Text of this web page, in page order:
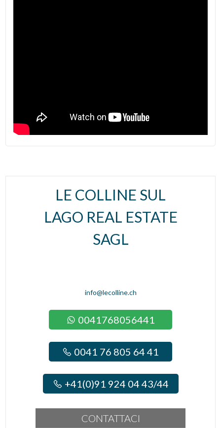
LE COLLINE SUL
LAGO REAL ESTATE
SAGL
info@lecolline.ch
0041768056441
0041 76 805 64 41
+41(0)91 924 04 43/44
CONTATTACI